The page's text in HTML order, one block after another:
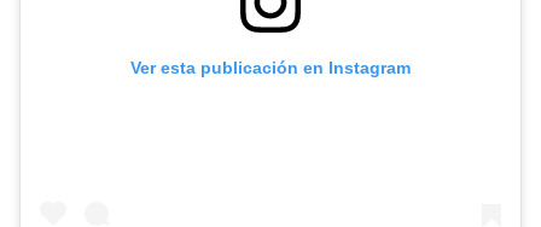
Ver esta publicación en Instagram